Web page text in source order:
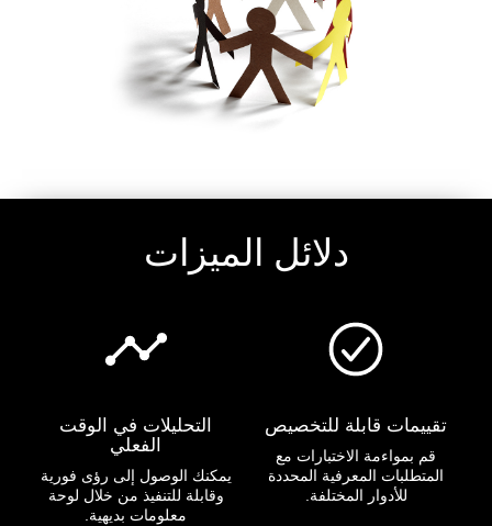
دلائل الميزات
تقييمات قابلة للتخصيص
قم بمواءمة الاختبارات مع
المتطلبات المعرفية المحددة
للأدوار المختلفة.
التحليلات في الوقت
الفعلي
يمكنك الوصول إلى رؤى فورية
وقابلة للتنفيذ من خلال لوحة
معلومات بديهية.